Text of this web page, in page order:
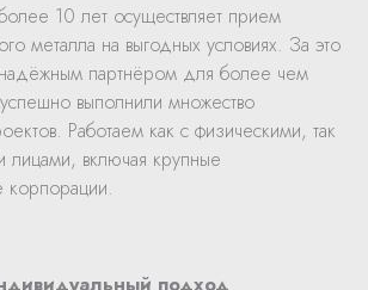
10 лет осуществляет прием
металла на выгодных условиях. За это
партнёром для более чем
выполнили множество
Работаем как с физическими, так
включая крупные
корпорации.
подход